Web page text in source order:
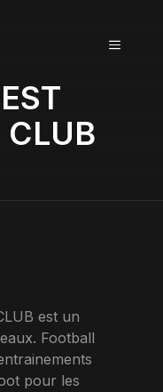
MENU
CLUB
est un
Football
pour les